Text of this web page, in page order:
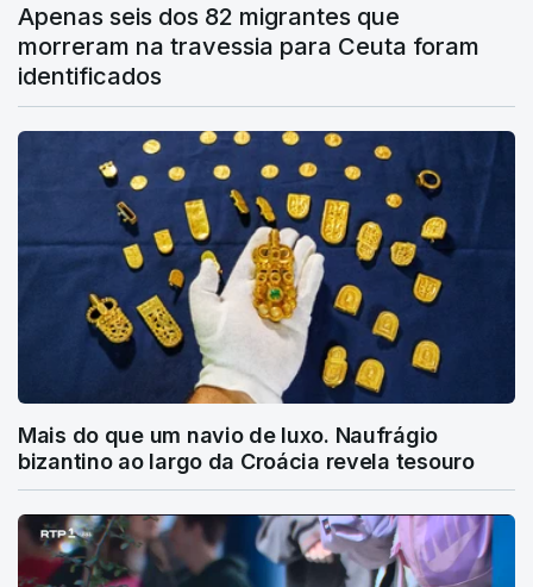
Apenas seis dos 82 migrantes que
morreram na travessia para Ceuta foram
identificados
Mais do que um navio de luxo. Naufrágio
bizantino ao largo da Croácia revela tesouro